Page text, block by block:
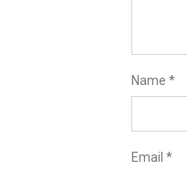
Name *
Email *